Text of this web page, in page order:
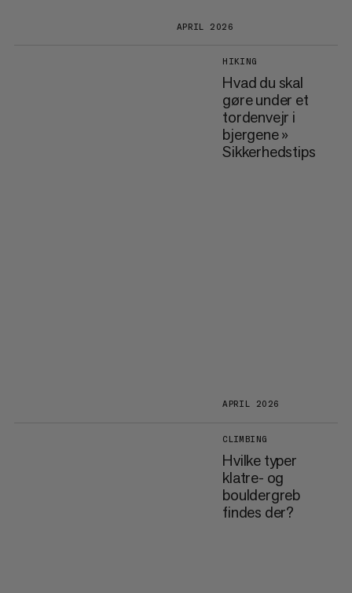
APRIL 2026
HIKING
Hvad du skal
gøre under et
tordenvejr i
bjergene »
Sikkerhedstips
APRIL 2026
CLIMBING
Hvilke typer
klatre- og
bouldergreb
findes der?